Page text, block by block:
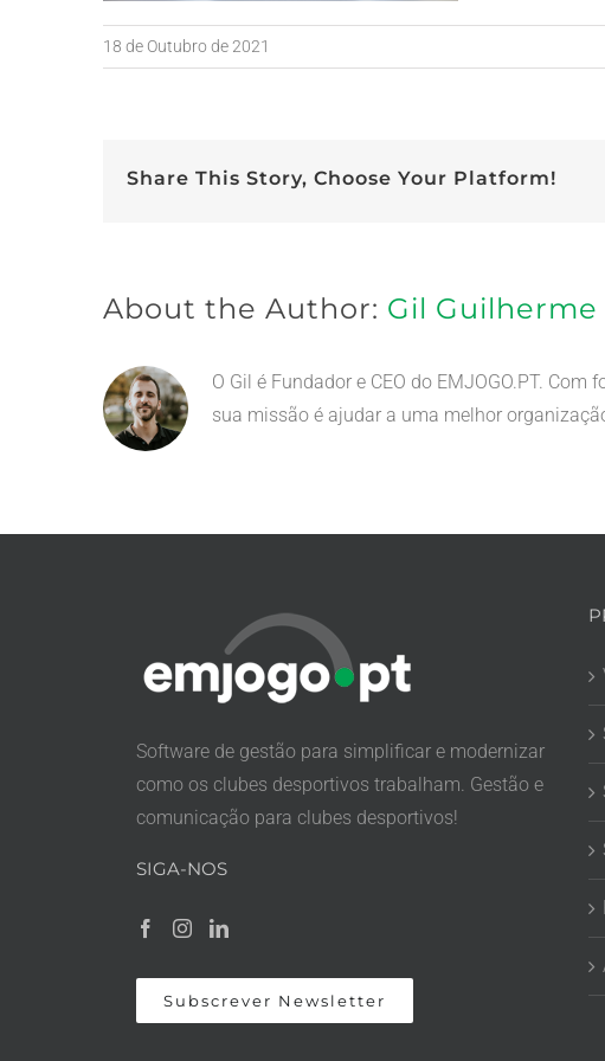
18 de Outubro de 2021
Share This Story, Choose Your Platform!
About the Author: Gil Guilherme
O Gil é Fundador e CEO do EMJOGO.PT.
sua missão é ajudar a uma melhor
Software de gestão para simplificar e modernizar
como os clubes desportivos trabalham. Gestão e
comunicação para clubes desportivos!
SIGA-NOS
Subscrever Newsletter